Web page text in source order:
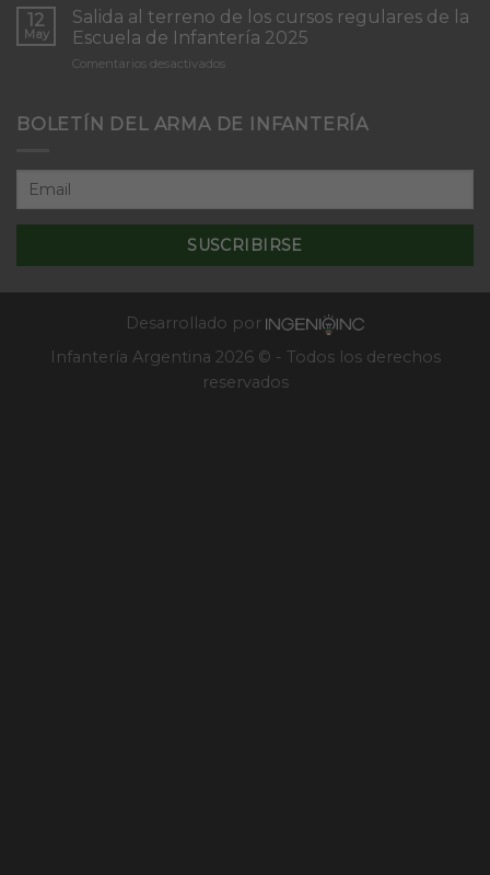
Concepción”
del
Curso
de
Tácticas
Aplicativas
12
May
Salida al terreno de los cursos regulares de la
Escuela de Infantería 2025
Comentarios desactivadosen
terreno
cursos
de
Escuela
de
BOLETÍN DEL ARMA DE INFANTERÍA
Desarrollado por
Infantería Argentina 2026 © - Todos los derechos
reservados